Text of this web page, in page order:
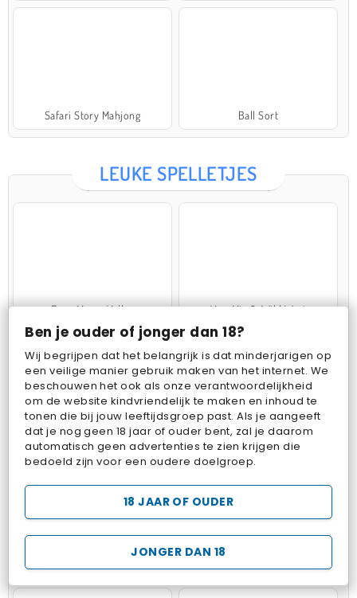
Ben je ouder of jonger dan 18?
Wij begrijpen dat het belangrijk is dat minderjarigen op
een veilige manier gebruik maken van het internet. We
beschouwen het ook als onze verantwoordelijkheid
om de website kindvriendelijk te maken en inhoud te
tonen die bij jouw leeftijdsgroep past. Als je aangeeft
dat je nog geen 18 jaar of ouder bent, zal je daarom
automatisch geen advertenties te zien krijgen die
bedoeld zijn voor een oudere doelgroep.
JONGER DAN 18
18 JAAR OF OUDER
Safari Story Mahjong Ball Sort
LEUKE SPELLETJES
Farm Merge Valley VegaMix 2: Wild West
Pop Fruit Bubbits
Hospital Surgeon Doctor Game Potion Sort